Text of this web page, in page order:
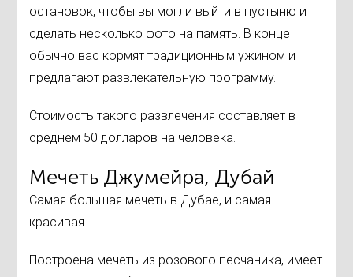
остановок, чтобы вы могли выйти в пустыню и
сделать несколько фото на память. В конце
обычно вас кормят традиционным ужином и
предлагают развлекательную программу.
Стоимость такого развлечения составляет в
среднем 50 долларов на человека.
Мечеть Джумейра, Дубай
Самая большая мечеть в Дубае, и самая
красивая.
Построена мечеть из розового песчаника, имеет